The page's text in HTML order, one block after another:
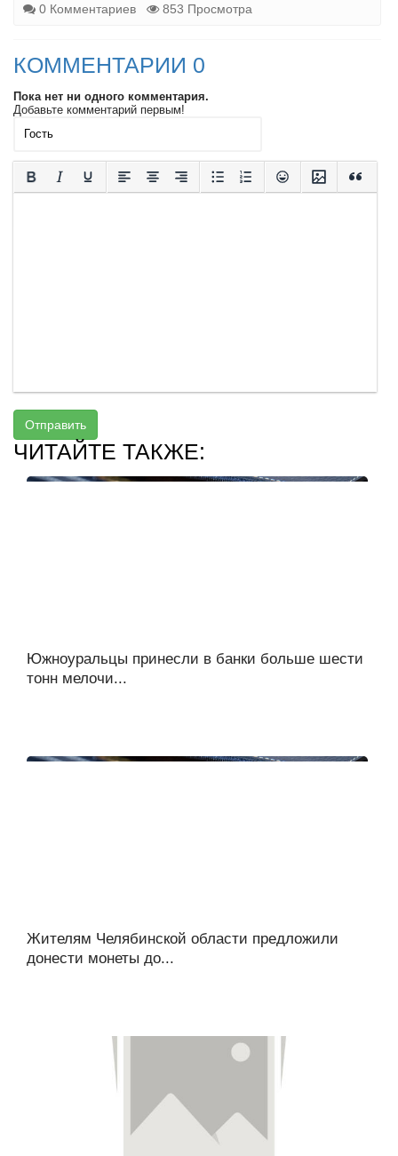
0 Комментариев
853 Просмотра
КОММЕНТАРИИ 0
Пока нет ни одного комментария.
Добавьте комментарий первым!
Отправить
ЧИТАЙТЕ ТАКЖЕ:
Южноуральцы принесли в банки больше шести
тонн мелочи...
Жителям Челябинской области предложили
донести монеты до...